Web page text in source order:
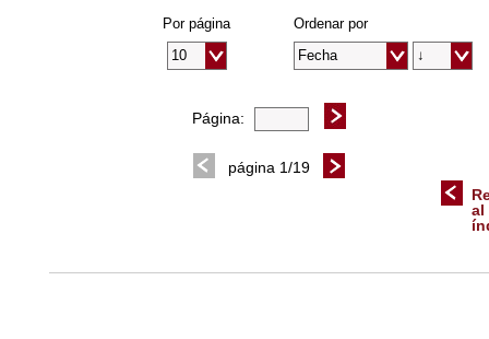
Ordenar por
Por página
Página:
página 1/19
al